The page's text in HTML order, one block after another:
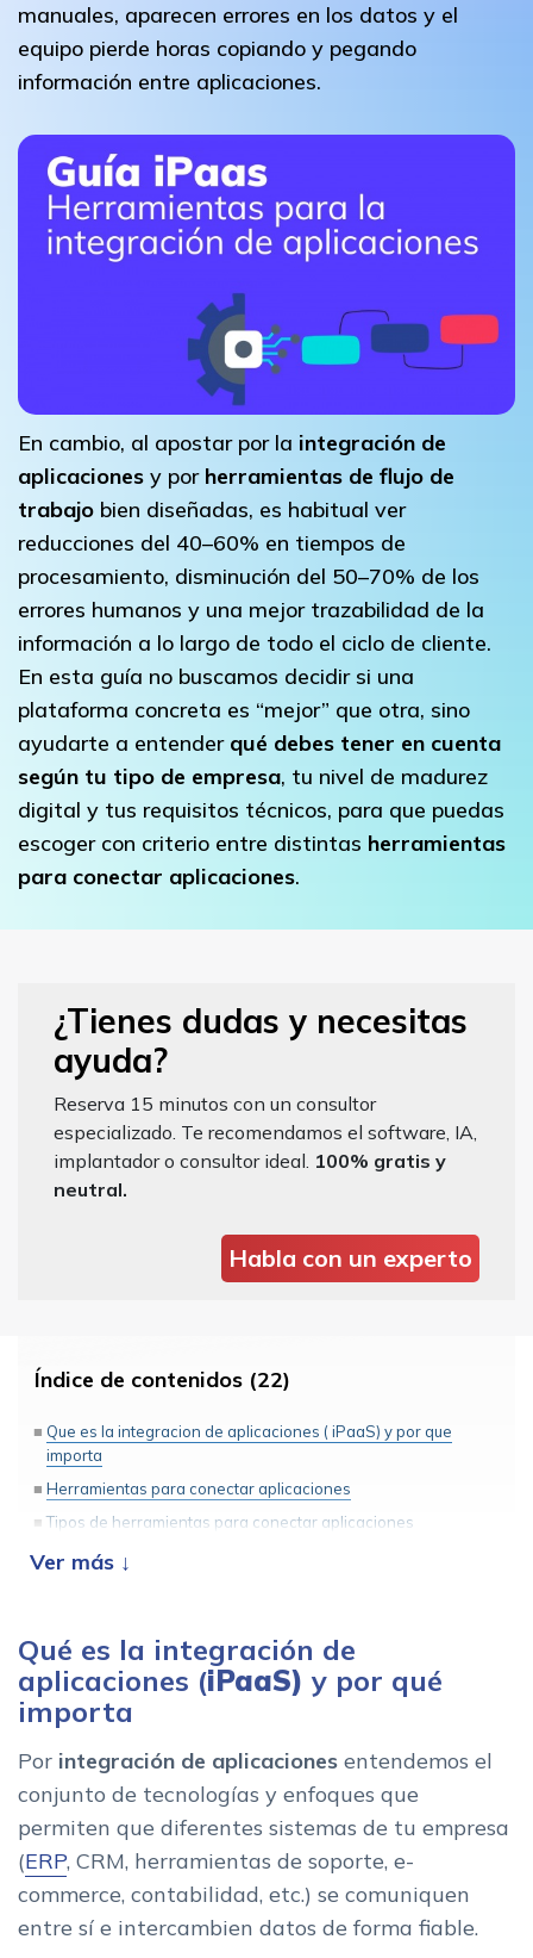
manuales, aparecen errores en los datos y el
equipo pierde horas copiando y pegando
información entre aplicaciones.
En cambio, al apostar por la integración de
aplicaciones y por herramientas de flujo de
trabajo bien diseñadas, es habitual ver
reducciones del 40–60% en tiempos de
procesamiento, disminución del 50–70% de los
errores humanos y una mejor trazabilidad de la
información a lo largo de todo el ciclo de cliente.
En esta guía no buscamos decidir si una
plataforma concreta es “mejor” que otra, sino
ayudarte a entender qué debes tener en cuenta
según tu tipo de empresa, tu nivel de madurez
digital y tus requisitos técnicos, para que puedas
escoger con criterio entre distintas herramientas
para conectar aplicaciones.
¿Tienes dudas y necesitas
ayuda?
Reserva 15 minutos con un consultor
especializado. Te recomendamos el software, IA,
implantador o consultor ideal. 100% gratis y
neutral.
Habla con un experto
Índice de contenidos (22)
Que es la integracion de aplicaciones ( iPaaS) y por que
importa
Herramientas para conectar aplicaciones
Tipos de herramientas para conectar aplicaciones
Plataformas de automatizacion en la nube (iPaaS “no-
extensibles
Integraciones especificas del propio software
Criterios clave para elegir una herramienta de integracion de
1. Tamano y madurez digital de la empresa
2. Capacidades tecnicas del equipo
3. Volumen de operaciones y criticidad de los procesos
4. Seguridad, compliance y localizacion de datos
5. Ecosistema de integraciones disponibles
Qué es la integración de
aplicaciones (iPaaS) y por qué
importa
Por integración de aplicaciones entendemos el
conjunto de tecnologías y enfoques que
permiten que diferentes sistemas de tu empresa
(ERP, CRM, herramientas de soporte, e-
commerce, contabilidad, etc.) se comuniquen
entre sí e intercambien datos de forma fiable.